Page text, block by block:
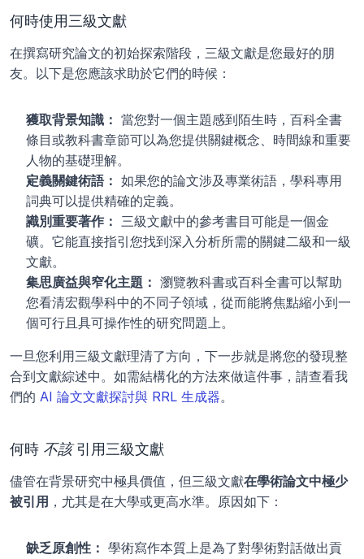
何時使用三級文獻
在撰寫研究論文的初始探索階段，三級文獻是您最好的朋
友。以下是您應該求助於它們的時候：
獲取背景知識： 當您對一個主題感到陌生時，百科全書
條目或教科書章節可以為您提供關鍵概念、時間線和重要
人物的基礎理解。
定義關鍵術語： 如果您的論文涉及專業術語，學科專用
詞典可以提供精確的定義。
識別重要著作： 三級文獻中的參考書目可能是一個金
礦。它能直接指引您找到深入分析所需的關鍵二級和一級
文獻。
集思廣益與窄化主題： 瀏覽教科書或百科全書可以幫助
您看清宏觀學科中的不同子領域，從而能將焦點縮小到一
個可行且具可操作性的研究問題上。
一旦您利用三級文獻理清了方向，下一步就是將您的發現整
合到文獻綜述中。如需結構化的方法來做這件事，請查看我
們的 AI 論文文獻探討與 RRL 生成器。
何時 不該 引用三級文獻
儘管在背景研究中極具價值，但三級文獻在學術論文中極少
被引用 ，尤其是在大學或更高水準。原因如下：
缺乏原創性： 學術寫作本質上是為了對學術對話做出貢